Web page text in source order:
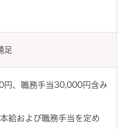
足
円、職務手当30,000円含み
給および職務手当を定め